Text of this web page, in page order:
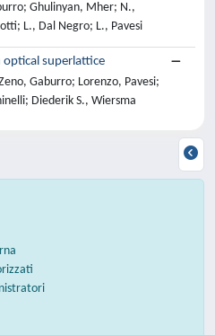
Ghulinyan, Mher; N.,
L., Dal Negro; L., Pavesi
superlattice
Gaburro; Lorenzo, Pavesi;
Diederik S., Wiersma